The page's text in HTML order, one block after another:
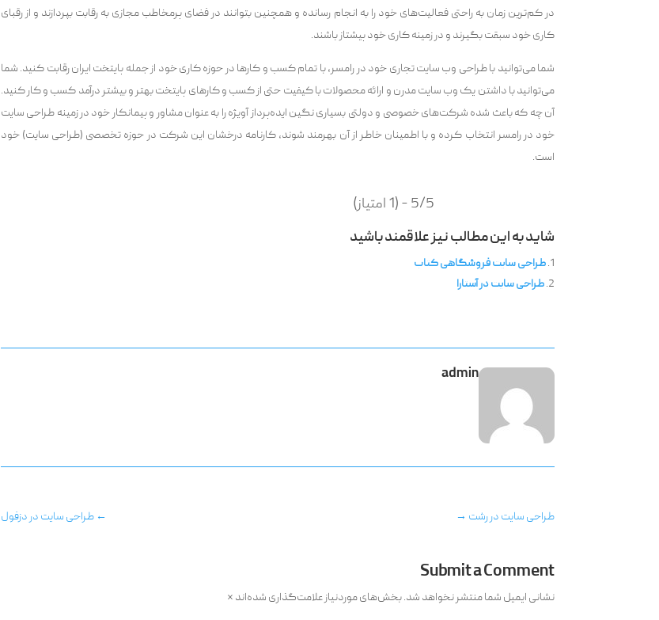
در کم‌ترین زمان به راحتی فعالیت‌‌های خود را به انجام رسانده و همچنین بتوانند در فضای پرمخاطب مجازی به رقابت بپردازند و از رقبای
کاری خود سبقت بگیرند و در زمینه کاری خود پیشتاز باشند.
شما می‌توانید با طراحی وب سایت تجاری خود در رامسر، با تمام کسب و کار‌‌ها در حوزه کاری خود از جمله پایتخت ایران رقابت کنید. شما
می‌توانید با داشتن یک وب سایت مدرن و ارائه محصولات با کیفیت حتی از کسب و کارهای پایتخت بهتر و بیشتر درآمد کسب و کار کنید.
آن چه که باعث شده شرکت‌‌های خصوصی و دولتی بسیاری نگین ایده‌پرداز آویژه را به عنوان مشاور و پیمانکار خود در زمینه طراحی سایت
خود در رامسر انتخاب کرده و با اطمینان خاطر از آن بهرمند شوند، کارنامه درخشان این شرکت در حوزه تخصصی (طراحی سایت) خود
است.
5/5 - (1 امتیاز)
شاید به این مطالب نیز علاقمند باشید
طراحی سایت فروشگاهی کتاب
طراحی سایت در آستارا
admin
←طراحی سایت در دزفول طراحی سایت در رشت →
Submit a Comment
نشانی ایمیل شما منتشر نخواهد شد.بخش‌های موردنیاز علامت‌گذاری شده‌اند *